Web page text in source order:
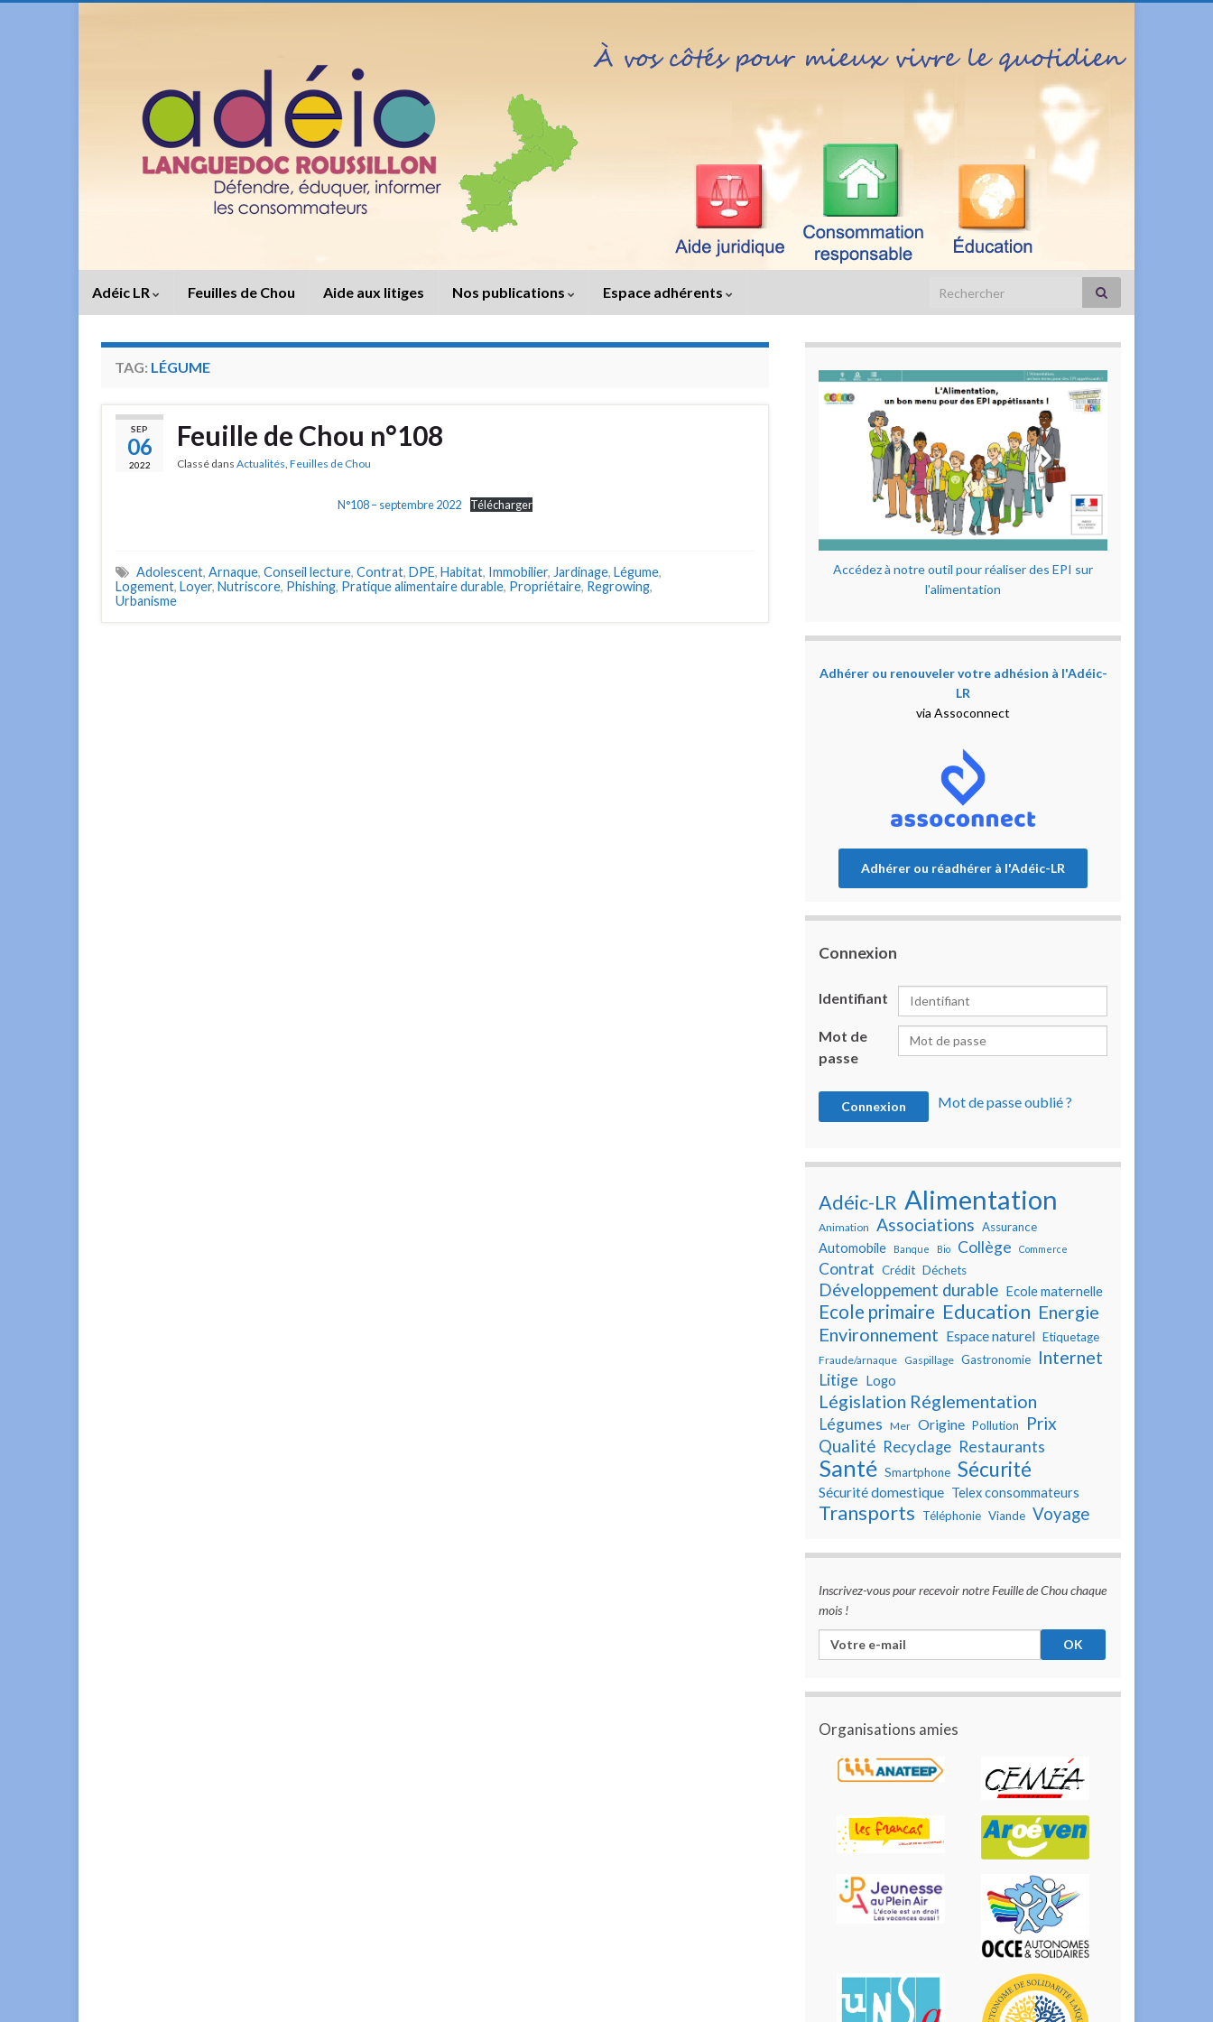
Adéic LR Feuilles de Chou Aide aux litiges Nos publications Espace adhérents Search for:
TAG: LÉGUME
SEP
06
2022
Feuille de Chou n°108
Classé dans Actualités, Feuilles de Chou
N°108 – septembre 2022 Télécharger
Adolescent, Arnaque, Conseil lecture, Contrat, DPE, Habitat, Immobilier, Jardinage, Légume,
Logement, Loyer, Nutriscore, Phishing, Pratique alimentaire durable, Propriétaire, Regrowing,
Urbanisme
Accédez à notre outil pour réaliser des EPI sur
l'alimentation
Adhérer ou renouveler votre adhésion à l'Adéic-
LR
via Assoconnect
Adhérer ou réadhérer à l'Adéic-LR
Connexion
Identifiant
Mot de
passe
Mot de passe oublié ?
Adéic-LR Alimentation
Animation Associations Assurance
Automobile Banque Bio Collège Commerce
Contrat Crédit Déchets
Développement durable Ecole maternelle
Ecole primaire Education Energie
Environnement Espace naturel Etiquetage
Fraude/arnaque Gaspillage Gastronomie Internet
Litige Logo
Législation Réglementation
Légumes Mer Origine Pollution Prix
Qualité Recyclage Restaurants
Santé Smartphone Sécurité
Sécurité domestique Telex consommateurs
Transports Téléphonie Viande Voyage
Inscrivez-vous pour recevoir notre Feuille de Chou chaque
mois !
Organisations amies